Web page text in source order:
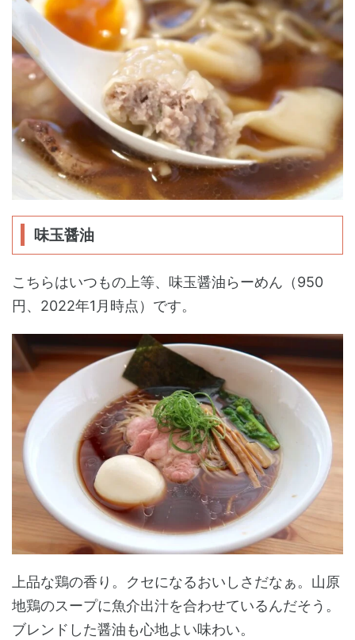
味玉醤油
こちらはいつもの上等、味玉醤油らーめん（950
円、2022年1月時点）です。
上品な鶏の香り。クセになるおいしさだなぁ。山原
地鶏のスープに魚介出汁を合わせているんだそう。
ブレンドした醤油も心地よい味わい。